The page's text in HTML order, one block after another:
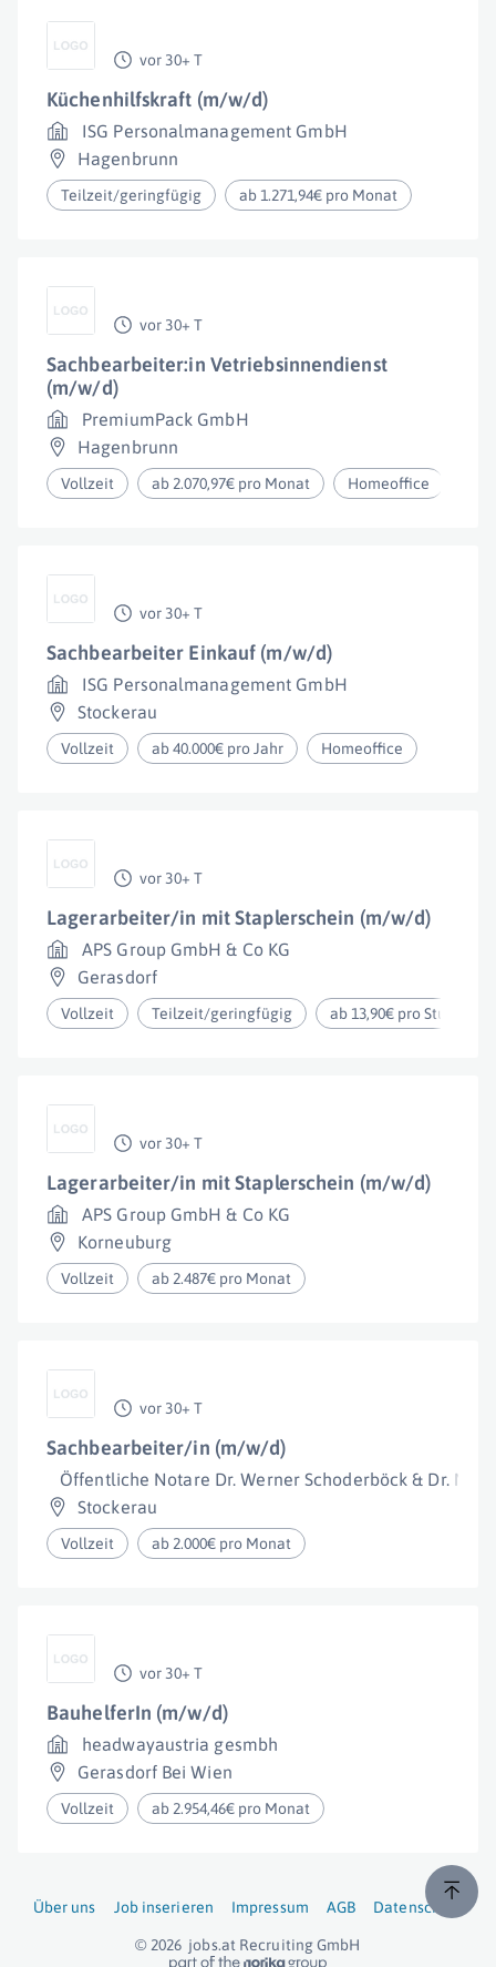
vor 30+ T
Küchenhilfskraft (m/w/d)
ISG Personalmanagement GmbH
Hagenbrunn
Teilzeit/geringfügig ab 1.271,94€ pro Monat
vor 30+ T
Sachbearbeiter:in Vetriebsinnendienst
(m/w/d)
PremiumPack GmbH
Hagenbrunn
Vollzeit ab 2.070,97€ pro Monat Homeoffice
vor 30+ T
Sachbearbeiter Einkauf (m/w/d)
ISG Personalmanagement GmbH
Stockerau
Vollzeit ab 40.000€ pro Jahr Homeoffice
vor 30+ T
Lagerarbeiter/in mit Staplerschein (m/w/d)
APS Group GmbH & Co KG
Gerasdorf
Vollzeit Teilzeit/geringfügig ab 13,90€ pro Stunde
vor 30+ T
Lagerarbeiter/in mit Staplerschein (m/w/d)
APS Group GmbH & Co KG
Korneuburg
Vollzeit ab 2.487€ pro Monat
vor 30+ T
Sachbearbeiter/in (m/w/d)
Öffentliche Notare Dr. Werner Schoderböck & Dr.
Stockerau
Vollzeit ab 2.000€ pro Monat
vor 30+ T
BauhelferIn (m/w/d)
headwayaustria gesmbh
Gerasdorf Bei Wien
Vollzeit ab 2.954,46€ pro Monat
Über uns Job inserieren Impressum AGB Datenschutz
© 2026 jobs.at Recruiting GmbH